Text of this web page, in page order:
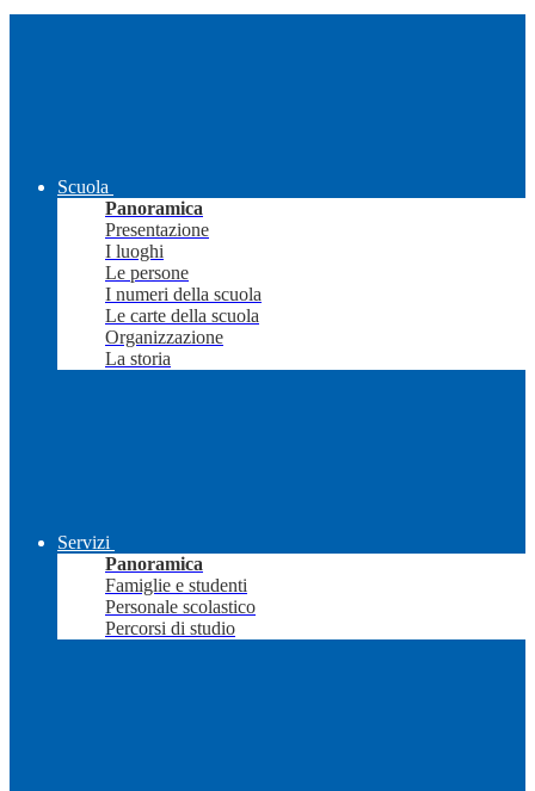
Scuola
Panoramica
Presentazione
I luoghi
Le persone
I numeri della scuola
Le carte della scuola
Organizzazione
La storia
Servizi
Panoramica
Famiglie e studenti
Personale scolastico
Percorsi di studio